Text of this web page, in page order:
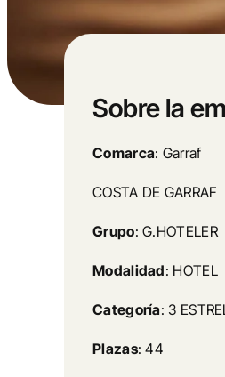
Sobre la
Comarca: Garraf
COSTA DE GARRAF
Grupo: G.HOTELER
Modalidad: HOTEL
Categoría: 3
Plazas: 44